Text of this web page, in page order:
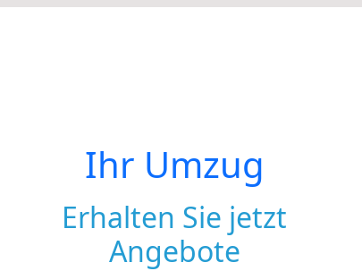
Ihr Umzug
Erhalten Sie jetzt
Angebote